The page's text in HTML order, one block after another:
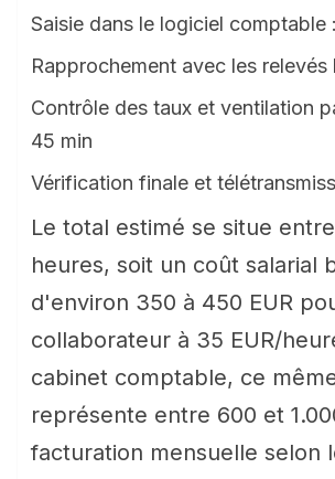
Saisie dans le logiciel comptable
Rapprochement avec les relevés
Contrôle des taux et ventilation
45 min
Vérification finale et
Le total estimé se situe
heures, soit un coût salarial
d'environ 350 à 450 EUR
collaborateur à 35 EUR/
cabinet comptable, ce
représente entre 600 et
facturation mensuelle selon